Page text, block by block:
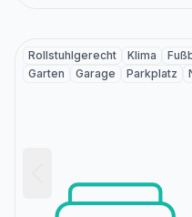
Rollstuhlgerecht Klima
Garten
Garage Parkplatz